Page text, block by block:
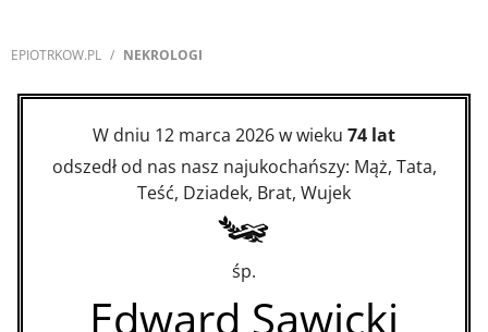
EPIOTRKOW.PL NEKROLOGI
W dniu 12 marca 2026 w wieku 74 lat
odszedł od nas nasz najukochańszy: Mąż, Tata,
Teść, Dziadek, Brat, Wujek
śp.
Edward Sawicki